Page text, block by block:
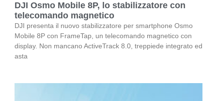
DJI Osmo Mobile 8P, lo stabilizzatore con
telecomando magnetico
DJI presenta il nuovo stabilizzatore per smartphone Osmo
Mobile 8P con FrameTap, un telecomando magnetico con
display. Non mancano ActiveTrack 8.0, treppiede integrato ed
asta